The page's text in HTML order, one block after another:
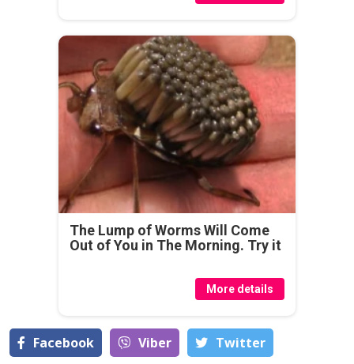
The Lump of Worms Will Come
Out of You in The Morning. Try it
More details
Facebook Viber Тwitter